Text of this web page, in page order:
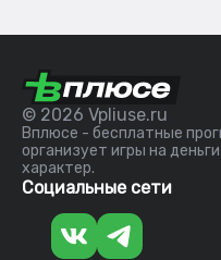
© 2026 Vpliuse.ru
Вплюсе - бесплатные
организует игры на
характер.
Социальные сети